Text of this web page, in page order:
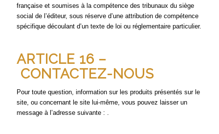
française et soumises à la compétence des tribunaux du siège
social de l’éditeur, sous réserve d’une attribution de compétence
spécifique découlant d’un texte de loi ou réglementaire particulier.
ARTICLE 16 –
CONTACTEZ-NOUS
Pour toute question, information sur les produits présentés sur le
site, ou concernant le site lui-même, vous pouvez laisser un
message à l’adresse suivante : .